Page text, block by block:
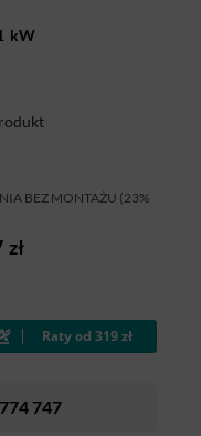
kW
BEZ MONTAŻU (23%
zł
747